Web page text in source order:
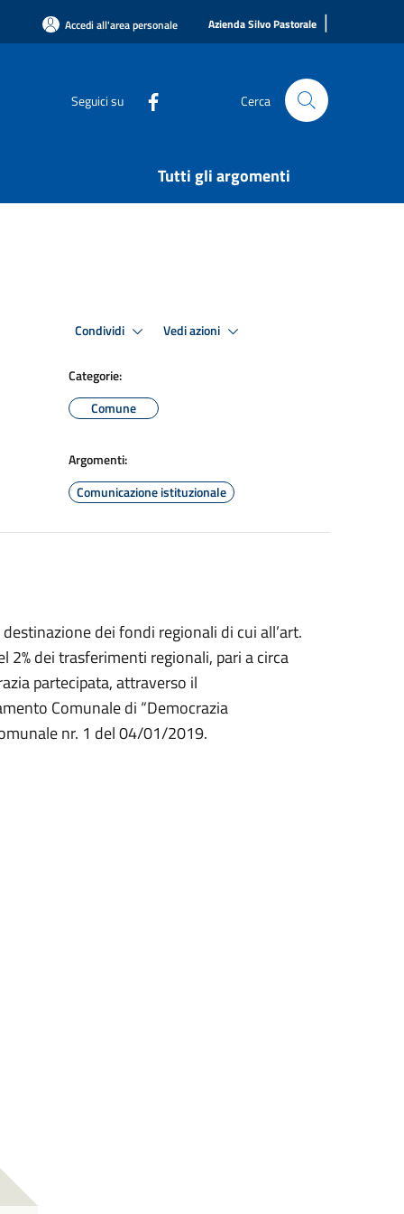
Accedi all'area personale Azienda Silvo Pastorale |
Seguici su Cerca
Tutti gli argomenti
Condividi Vedi azioni
Categorie:
Comune
Argomenti:
Comunicazione istituzionale
dei fondi regionali di cui all’art.
dei trasferimenti regionali, pari a circa
partecipata, attraverso il
Comunale di “Democrazia
nr. 1 del 04/01/2019.